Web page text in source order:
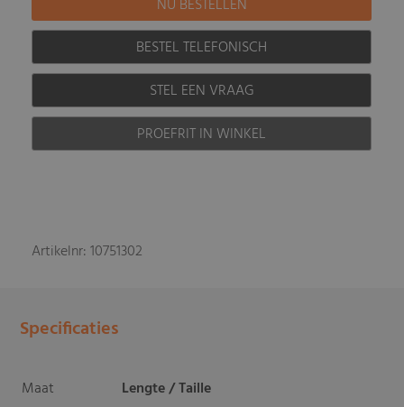
BESTEL TELEFONISCH
STEL EEN VRAAG
PROEFRIT IN WINKEL
Artikelnr: 10751302
Specificaties
Maat Lengte / Taille